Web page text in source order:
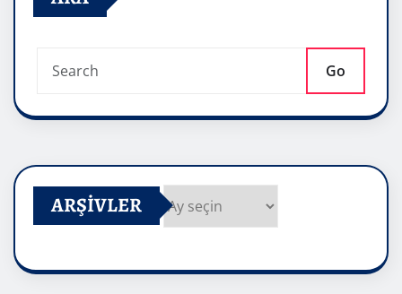
Go
ARŞIVLER